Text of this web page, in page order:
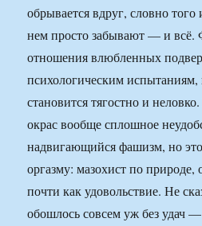
обрывается вдруг, словно
нем просто забывают — и всё.
отношения влюбленных
психологическим испытаниям,
становится тягостно и
окрас вообще сплошное
надвигающийся фашизм, но
оргазму: мазохист по природе,
почти как удовольствие. Не
обошлось совсем уж без удач